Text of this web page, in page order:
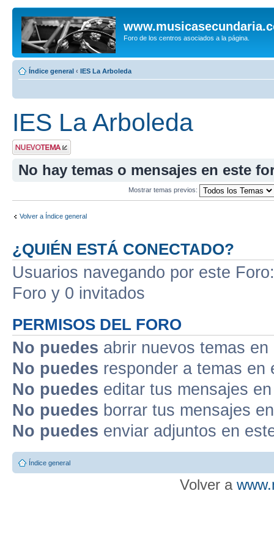
Foro de los centros asociados a la página.
Índice general ‹ IES La Arboleda
IES La Arboleda
Publicar un nuevo
tema
No hay temas o mensajes en este
Mostrar temas previos:
Volver a Índice general
¿QUIÉN ESTÁ CONECTADO?
Usuarios navegando por este
Foro y 0 invitados
PERMISOS DEL FORO
No puedes abrir nuevos temas
No puedes responder a temas en
No puedes editar tus mensajes
No puedes borrar tus mensajes
No puedes enviar adjuntos en
Índice general
Volver a